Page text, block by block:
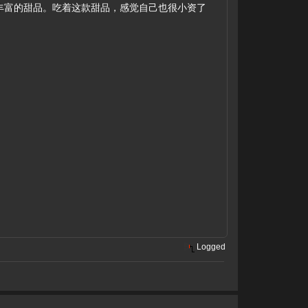
的甜品。吃着这款甜品，感觉自己也很小资了
Logged